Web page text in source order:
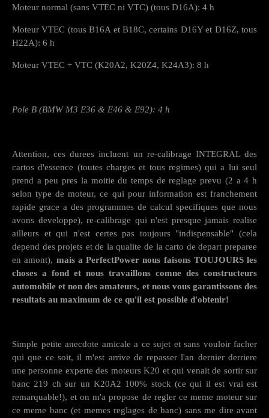
Moteur normal (sans VTEC ni VTC) (tous D16A): 4 h
Moteur VTEC (tous B16A et B18C, certains D16Y et D16Z, tous
H22A): 6 h
Moteur VTEC + VTC (K20A2, K20Z4, K24A3): 8 h
Pole B (BMW M3 E36 & E46 & E92): 4 h
Attention, ces durees incluent un re-calibrage INTEGRAL des
cartos d'essence (toutes charges et tous regimes) qui a lui seul
prend a peu pres la moitie du temps de reglage prevu (2 a 4 h
selon type de moteur, ce qui pour information est franchement
rapide grace a des programmes de calcul specifiques que nous
avons developpe), re-calibrage qui n'est presque jamais realise
ailleurs et qui n'est certes pas toujours "indispensable" (cela
depend des projets et de la qualite de la carto de depart preparee
en amont), mais a PerfectPower nous faisons TOUJOURS les
choses a fond et nous travaillons comne des constructeurs
automobile et non des amateurs, et nous vous garantissons des
resultats au maximum de ce qu'il est possible d'obtenir!
Simple petite anecdote amicale a ce sujet et sans vouloir facher
qui que ce soit, il m'est arrive de repasser l'an dernier derriere
une personne experte des moteurs K20 et qui venait de sortir sur
banc 219 ch sur un K20A2 100% stock (ce qui il est vrai est
remarquable!), et on m'a propose de regler ce meme moteur sur
ce meme banc (et memes reglages de banc) sans me dire avant